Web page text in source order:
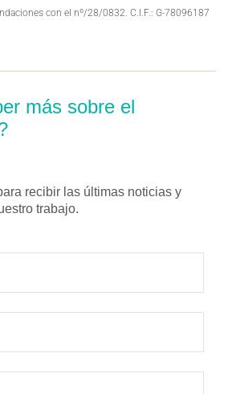
con el nº/28/0832. C.I.F.: G-78096187
más sobre el
recibir las últimas noticias y
trabajo.